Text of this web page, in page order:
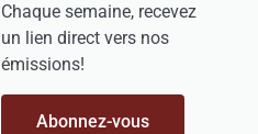
Chaque semaine, recevez
un lien direct vers nos
émissions!
Abonnez-vous